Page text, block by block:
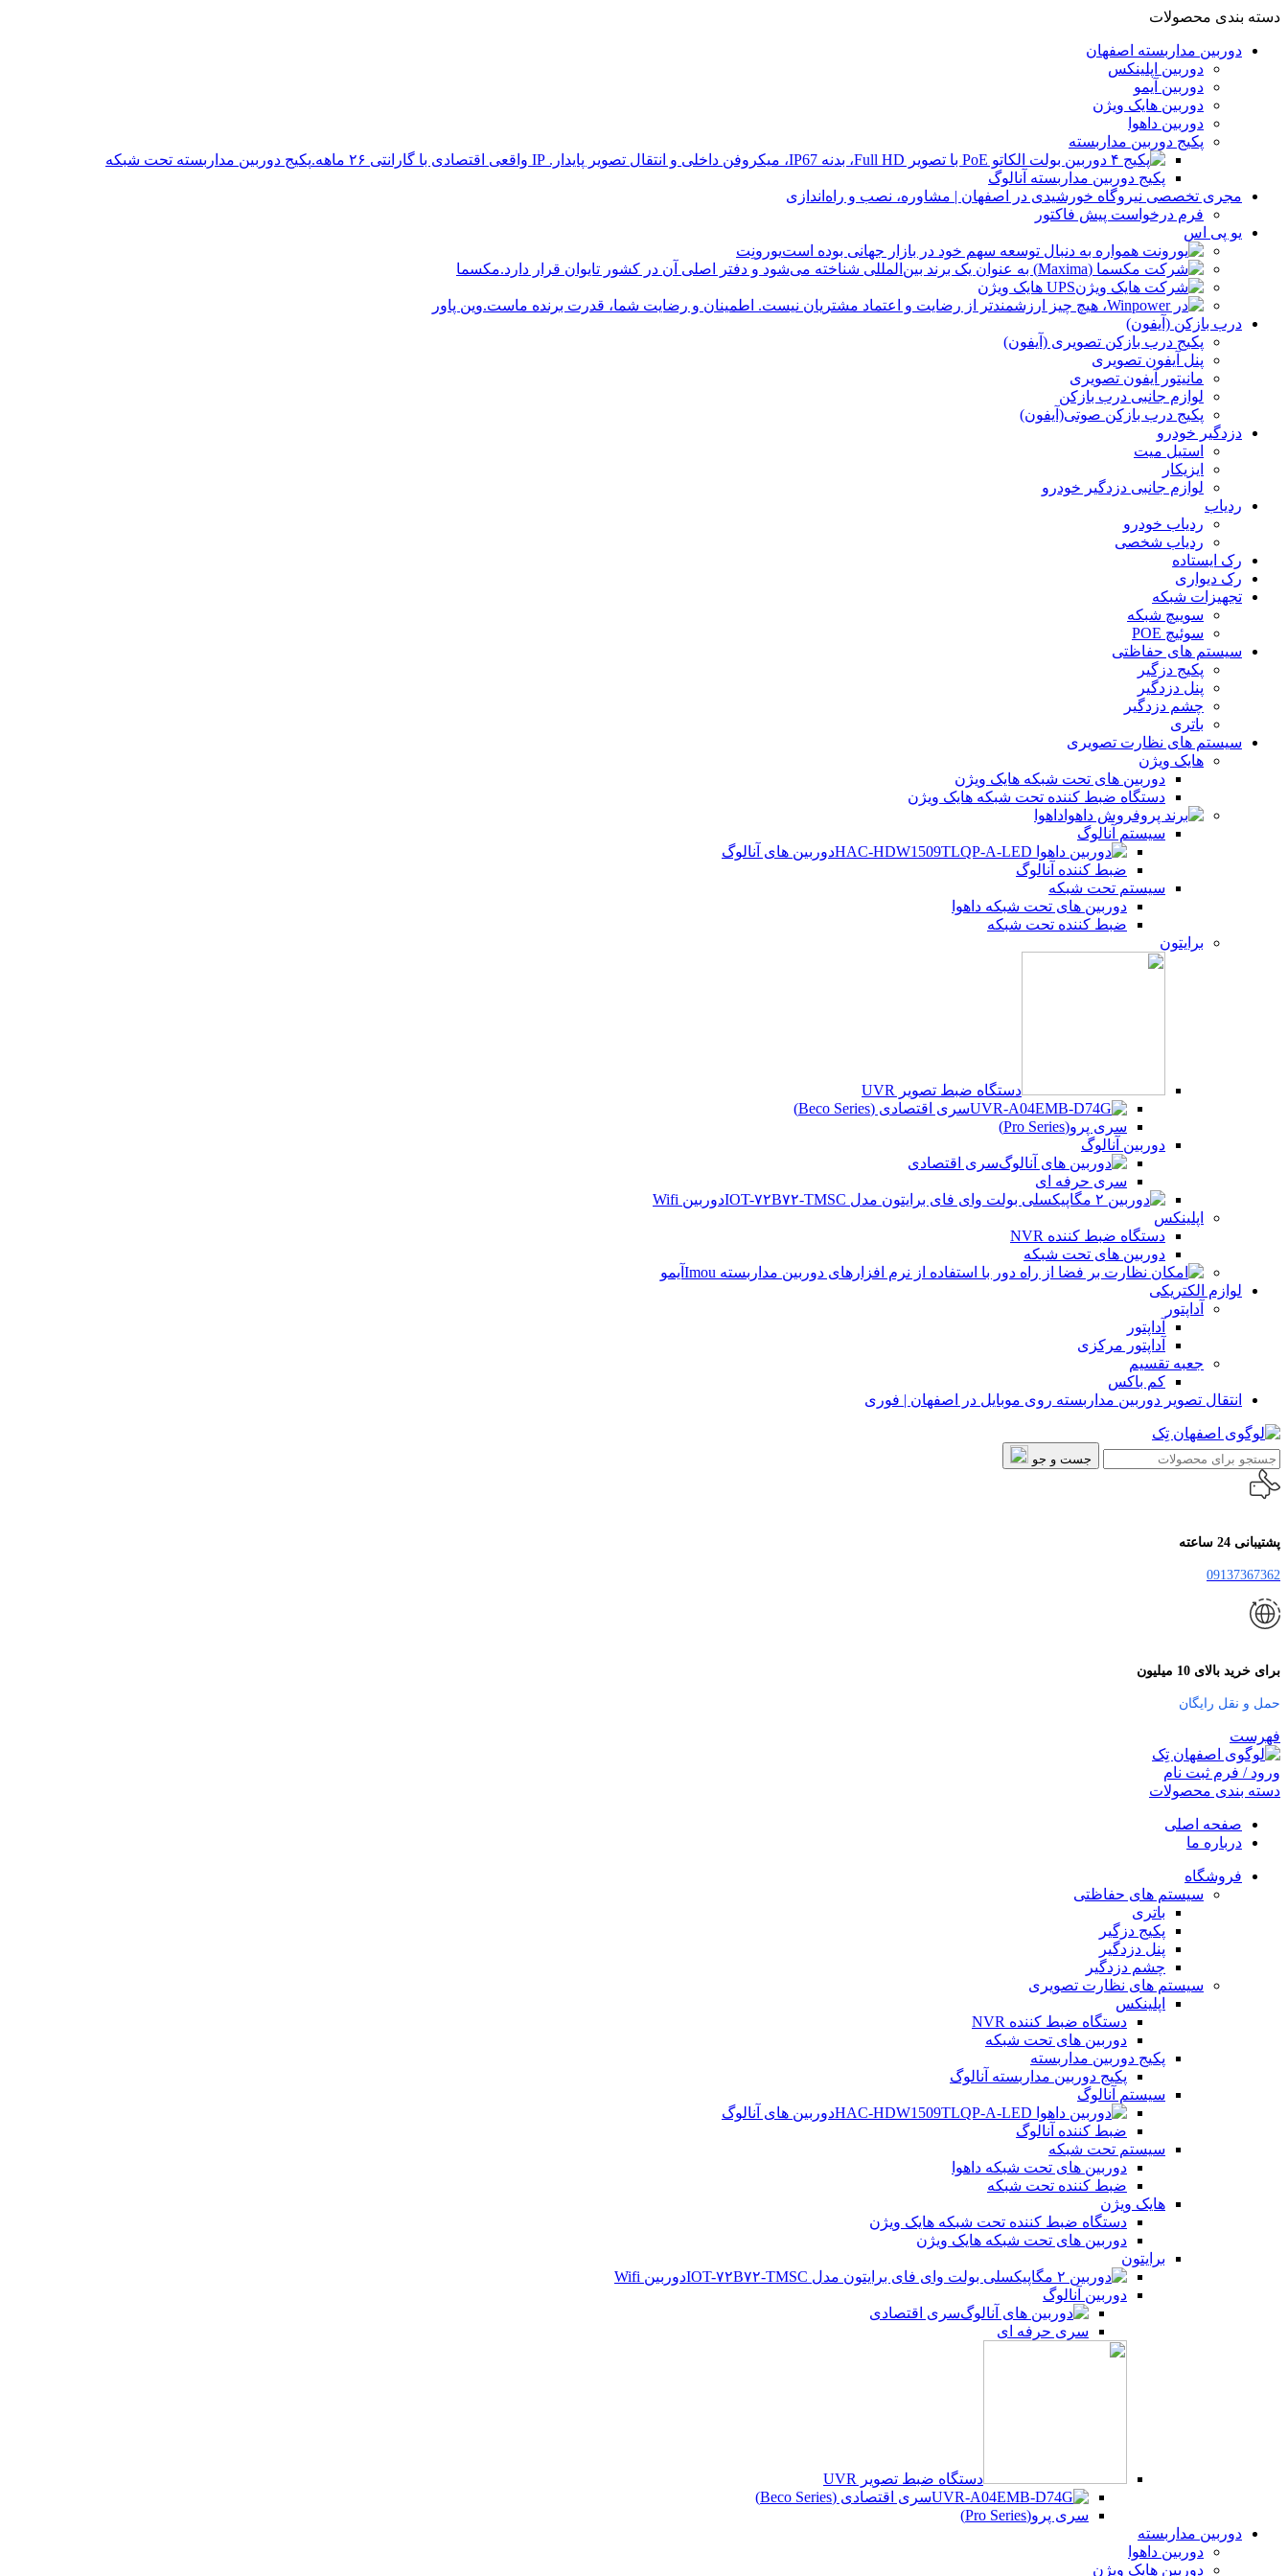
دسته بندی محصولات
دوربین مداربسته اصفهان
دوربین اپلینکس
دوربین آیمو
دوربین هایک ویژن
دوربین داهوا
پکیج دوربین مداربسته
پکیج دوربین مداربسته تحت شبکه
پکیج دوربین مداربسته آنالوگ
مجری تخصصی نیروگاه خورشیدی در اصفهان | مشاوره، نصب و راه‌اندازی
فرم درخواست پیش فاکتور
یو پی اس
یورونِت
مکسما
UPS هایک ویژن
وین پاور
درب بازکن (آیفون)
پکیج درب بازکن تصویری (آیفون)
پنل آیفون تصویری
مانیتور آیفون تصویری
لوازم جانبی درب بازکن
پکیج درب بازکن صوتی(آیفون)
دزدگیر خودرو
استیل میت
ایزیکار
لوازم جانبی دزدگیر خودرو
ردیاب
ردیاب خودرو
ردیاب شخصی
رک ایستاده
رک دیواری
تجهیزات شبکه
سوییچ شبکه
سوئیچ POE
سیستم های حفاظتی
پکیج دزگیر
پنل دزدگیر
چشم دزدگیر
باتری
سیستم های نظارت تصویری
هایک ویژن
دوربین های تحت شبکه هایک ویژن
دستگاه ضبط کننده تحت شبکه هایک ویژن
داهوا
سیستم آنالوگ
دوربین های آنالوگ
ضبط کننده آنالوگ
سیستم تحت شبکه
دوربین های تحت شبکه داهوا
ضبط کننده تحت شبکه
برایتون
دستگاه ضبط تصویر UVR
سری اقتصادی (Beco Series)
سری پرو(Pro Series)
دوربین آنالوگ
سری اقتصادی
سری حرفه ای
دوربین Wifi
اپلینکس
دستگاه ضبط کننده NVR
دوربین های تحت شبکه
آیمو
لوازم الکتریکی
آداپتور
آداپتور
آداپتور مرکزی
جعبه تقسیم
کم باکس
انتقال تصویر دوربین مداربسته روی موبایل در اصفهان | فوری
جست و جو
پشتیبانی 24 ساعته
09137367362
برای خرید بالای 10 میلیون
حمل و نقل رایگان
فهرست
ورود / فرم ثبت نام
دسته بندی محصولات
صفحه اصلی
درباره ما
فروشگاه
سیستم های حفاظتی
باتری
پکیج دزگیر
پنل دزدگیر
چشم دزدگیر
سیستم های نظارت تصویری
اپلینکس
دستگاه ضبط کننده NVR
دوربین های تحت شبکه
پکیج دوربین مداربسته
پکیج دوربین مداربسته آنالوگ
سیستم آنالوگ
دوربین های آنالوگ
ضبط کننده آنالوگ
سیستم تحت شبکه
دوربین های تحت شبکه داهوا
ضبط کننده تحت شبکه
هایک ویژن
دستگاه ضبط کننده تحت شبکه هایک ویژن
دوربین های تحت شبکه هایک ویژن
برایتون
دوربین Wifi
دوربین آنالوگ
سری اقتصادی
سری حرفه ای
دستگاه ضبط تصویر UVR
سری اقتصادی (Beco Series)
سری پرو(Pro Series)
دوربین مداربسته
دوربین داهوا
دوربین هایک ویژن